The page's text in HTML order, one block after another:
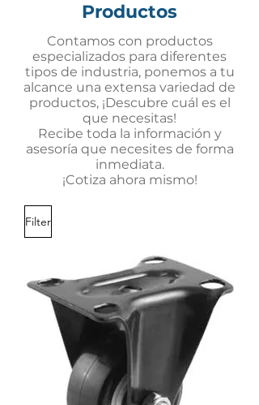
Productos
Contamos con productos
especializados para diferentes
tipos de industria, ponemos a tu
alcance una extensa variedad de
productos, ¡Descubre cuál es el
que necesitas!
Recibe toda la información y
asesoría que necesites de forma
inmediata.
¡Cotiza ahora mismo!
Filter